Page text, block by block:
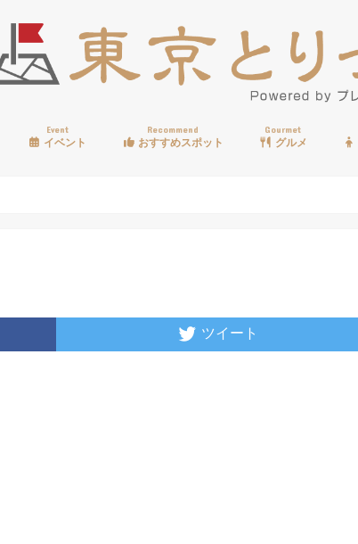
Event
イベント
Recommend
おすすめスポット
Gourmet
グルメ
ツイート